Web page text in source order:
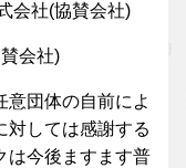
会社(協賛会社)
会社)
意団体の自前によ
対しては感謝する
は今後ますます普